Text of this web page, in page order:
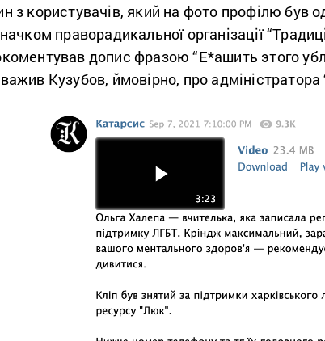
з користувачів, який на фото профілю був
праворадикальної організації
допис фразою “Е*ашить этого
Кузубов, ймовірно, про